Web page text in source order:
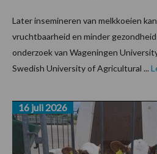
Later insemineren van melkkoeien
vruchtbaarheid en minder
onderzoek van Wageningen
Swedish University of Agricultural ...
16 juli 2026